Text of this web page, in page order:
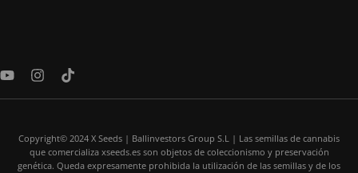
Y
u
I
s
g
r
T
k
o
k
Copyright© 2024 X Seeds | Ballinvestors Group S.L | Las semillas de cannabis
que comercializa xseeds.es son objetos de coleccionismo y preservación
genética. Queda expresamente prohibida la utilización de las semillas y de los